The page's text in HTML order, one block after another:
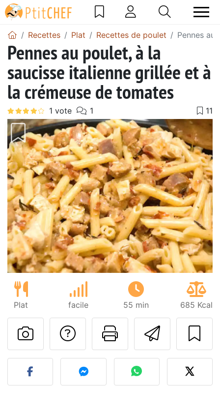
Recettes Plat Recettes de poulet Pennes au
Pennes au poulet, à la
saucisse italienne grillée et à
la crémeuse de tomates
Plat facile 55 min 685 Kcal
Imprimer
Poser une
Publier votre photo de